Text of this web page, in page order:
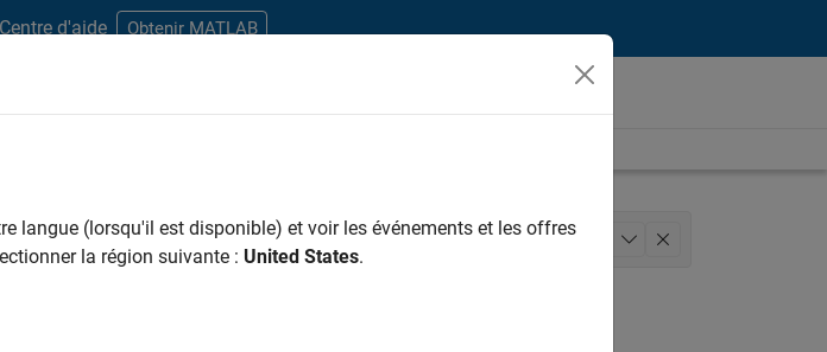
Centre d'aide Obtenir MATLAB
Ingénierie de la qualité Ingénierie des versions Rédaction technique
langue (lorsqu'il est disponible) et voir les événements et les offres
la région suivante : United States.